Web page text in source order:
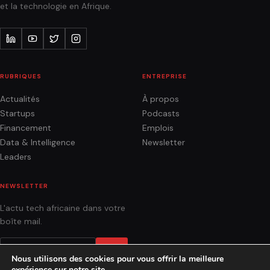
et la technologie en Afrique.
RUBRIQUES
Actualités
Startups
Financement
Data & Intelligence
Leaders
ENTREPRISE
À propos
Podcasts
Emplois
Newsletter
NEWSLETTER
L'actu tech africaine dans votre
boîte mail.
Nous utilisons des cookies pour vous offrir la meilleure